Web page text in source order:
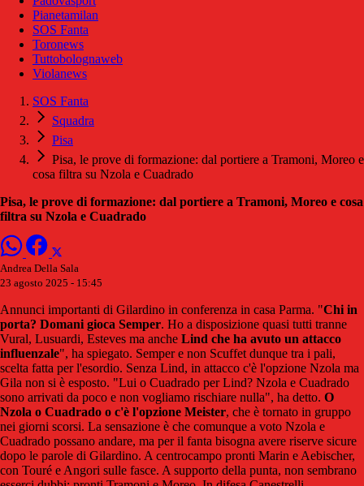
Pianetamilan
SOS Fanta
Toronews
Tuttobolognaweb
Violanews
SOS Fanta
Squadra
Pisa
Pisa, le prove di formazione: dal portiere a Tramoni, Moreo e
cosa filtra su Nzola e Cuadrado
Pisa, le prove di formazione: dal portiere a Tramoni, Moreo e cosa
filtra su Nzola e Cuadrado
Andrea Della Sala
23 agosto 2025 - 15:45
Annunci importanti di Gilardino in conferenza in casa Parma. "Chi in
porta? Domani gioca Semper. Ho a disposizione quasi tutti tranne
Vural, Lusuardi, Esteves ma anche Lind che ha avuto un attacco
influenzale", ha spiegato. Semper e non Scuffet dunque tra i pali,
scelta fatta per l'esordio. Senza Lind, in attacco c'è l'opzione Nzola ma
Gila non si è esposto. "Lui o Cuadrado per Lind? Nzola e Cuadrado
sono arrivati da poco e non vogliamo rischiare nulla", ha detto. O
Nzola o Cuadrado o c'è l'opzione Meister, che è tornato in gruppo
nei giorni scorsi. La sensazione è che comunque a voto Nzola e
Cuadrado possano andare, ma per il fanta bisogna avere riserve sicure
dopo le parole di Gilardino. A centrocampo pronti Marin e Aebischer,
con Touré e Angori sulle fasce. A supporto della punta, non sembrano